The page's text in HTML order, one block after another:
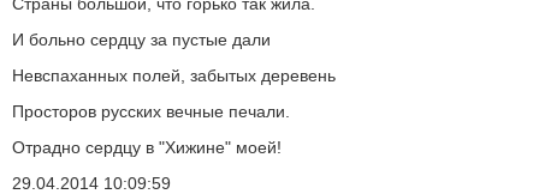
И больно сердцу за пустые дали
Невспаханных полей, забытых деревень
Просторов русских вечные печали.
Отрадно сердцу в "Хижине" моей!
29.04.2014 10:09:59